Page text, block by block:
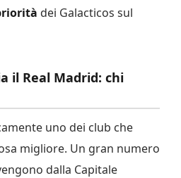
dei Galacticos sul
il Real Madrid: chi
uno dei club che
migliore. Un gran numero
dalla Capitale